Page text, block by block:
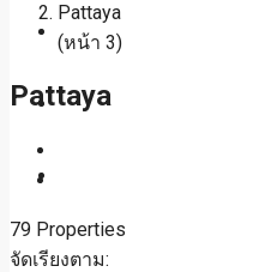
Map Search
Lists
House / Villa
Pattaya
(หน้า 3)
Pattaya
79 Properties
จัดเรียงตาม: